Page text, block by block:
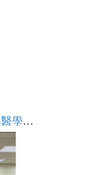
[校外113-2]中華國際自然醫學學會舉辦第七屆第三次會員大會暨學術論文發表會